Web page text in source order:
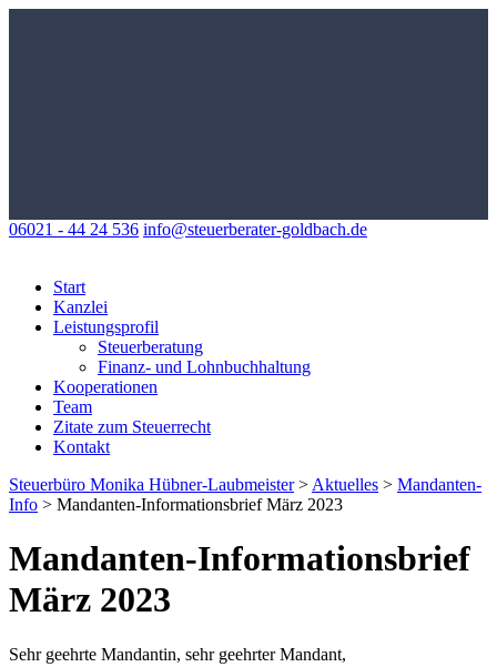
06021 - 44 24 536 info@steuerberater-goldbach.de
Start
Kanzlei
Leistungsprofil
Steuerberatung
Finanz- und Lohnbuchhaltung
Kooperationen
Team
Zitate zum Steuerrecht
Kontakt
Steuerbüro Monika Hübner-Laubmeister> Aktuelles > Mandanten-
Info > Mandanten-Informationsbrief März 2023
Mandanten-Informationsbrief
März 2023
Sehr geehrte Mandantin, sehr geehrter Mandant,